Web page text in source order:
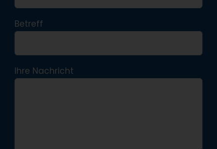
Betreff
Ihre Nachricht